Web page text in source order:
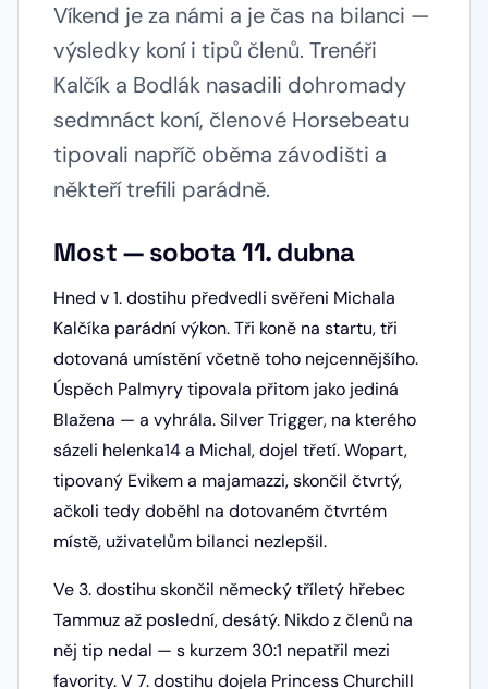
Víkend je za námi a je čas na bilanci —
výsledky koní i tipů členů. Trenéři
Kalčík a Bodlák nasadili dohromady
sedmnáct koní, členové Horsebeatu
tipovali napříč oběma závodišti a
někteří trefili parádně.
Most — sobota 11. dubna
Hned v 1. dostihu předvedli svěřeni Michala
Kalčíka parádní výkon. Tři koně na startu, tři
dotovaná umístění včetně toho nejcennějšího.
Úspěch Palmyry tipovala přitom jako jediná
Blažena — a vyhrála. Silver Trigger, na kterého
sázeli helenka14 a Michal, dojel třetí. Wopart,
tipovaný Evikem a majamazzi, skončil čtvrtý,
ačkoli tedy doběhl na dotovaném čtvrtém
místě, uživatelům bilanci nezlepšil.
Ve 3. dostihu skončil německý tříletý hřebec
Tammuz až poslední, desátý. Nikdo z členů na
něj tip nedal — s kurzem 30:1 nepatřil mezi
favority. V 7. dostihu dojela Princess Churchill